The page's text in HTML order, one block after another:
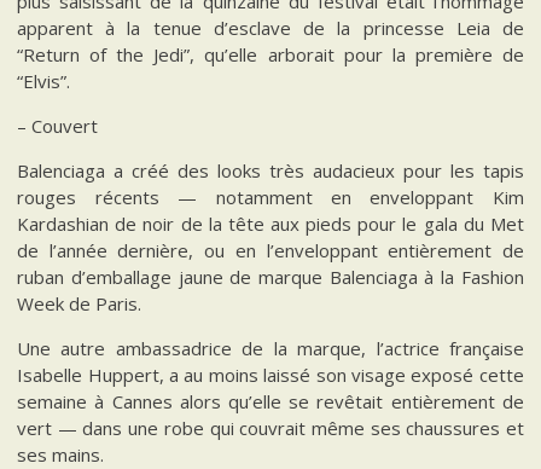
apparent à la tenue d’esclave de la princesse Leia de
“Return of the Jedi”, qu’elle arborait pour la première de
“Elvis”.
– Couvert
Balenciaga a créé des looks très audacieux pour les tapis
rouges récents — notamment en enveloppant Kim
Kardashian de noir de la tête aux pieds pour le gala du Met
de l’année dernière, ou en l’enveloppant entièrement de
ruban d’emballage jaune de marque Balenciaga à la Fashion
Week de Paris.
Une autre ambassadrice de la marque, l’actrice française
Isabelle Huppert, a au moins laissé son visage exposé cette
semaine à Cannes alors qu’elle se revêtait entièrement de
vert — dans une robe qui couvrait même ses chaussures et
ses mains.